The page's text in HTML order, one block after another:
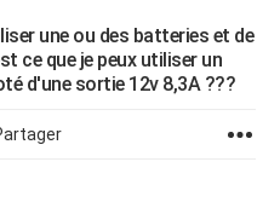
une ou des batteries et de
ce que je peux utiliser un
d'une sortie 12v 8,3A ???